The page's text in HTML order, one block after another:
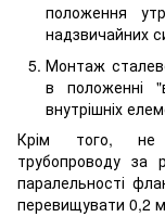
положення
надзвичайних
Монтаж
в положенні
внутрішніх
Крім того, не
трубопроводу за
паралельності
перевищувати 0,2